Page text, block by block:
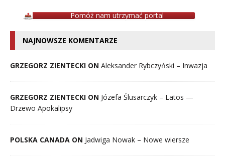
Pomóż nam utrzymać portal
NAJNOWSZE KOMENTARZE
GRZEGORZ ZIENTECKI ON Aleksander Rybczyński – Inwazja
GRZEGORZ ZIENTECKI ON Józefa Ślusarczyk – Latos —
Drzewo Apokalipsy
POLSKA CANADA ON Jadwiga Nowak – Nowe wiersze